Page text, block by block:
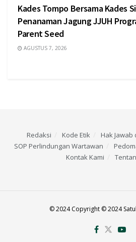
Kades Tompo Bersama Kades
Penanaman Jagung JJUH
Parent Seed
AGUSTUS 7, 2026
Redaksi Kode Etik
Hak Jawab
SOP Perlindungan Wartawan
Kontak Kami
© 2024 Copyright © 2024